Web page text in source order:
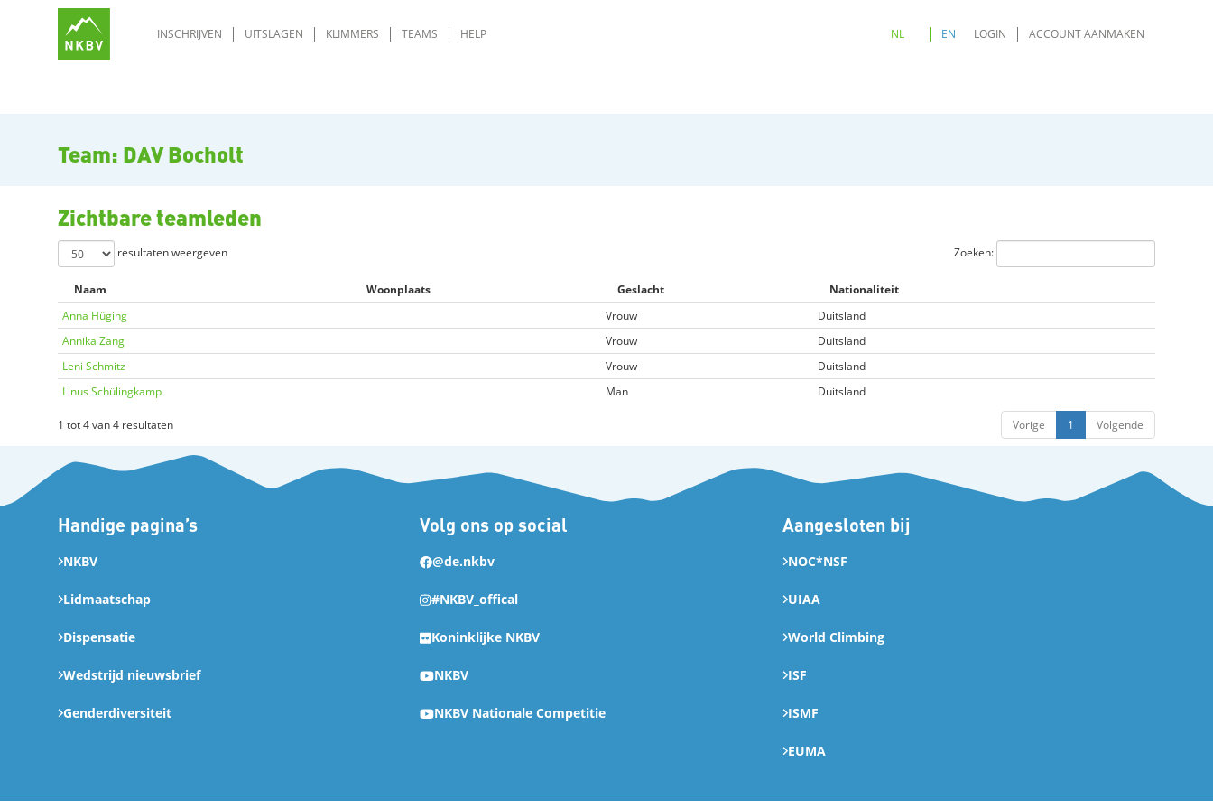
INSCHRIJVEN UITSLAGEN KLIMMERS TEAMS HELP NL EN LOGIN ACCOUNT AANMAKEN
Team: DAV Bocholt
Zichtbare teamleden
resultaten weergeven Zoeken:
Naam Woonplaats Geslacht
Nationaliteit
Anna Hüging
Vrouw
Duitsland
Annika Zang
Vrouw
Duitsland
Leni Schmitz
Vrouw
Duitsland
Linus Schülingkamp
Man Duitsland
1 tot 4 van 4 resultaten Vorige 1 Volgende
Handige pagina’s
NKBV
Lidmaatschap
Dispensatie
Wedstrijd nieuwsbrief
Genderdiversiteit
Volg ons op social
@de.nkbv
#NKBV_offical
Koninklijke NKBV
NKBV
NKBV Nationale Competitie
Aangesloten bij
NOC*NSF
UIAA
World Climbing
ISF
ISMF
EUMA